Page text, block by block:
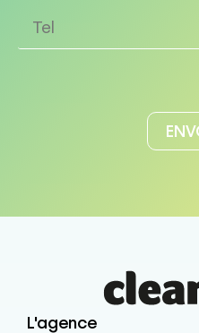
L'agence